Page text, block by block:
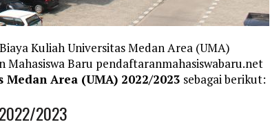
Kuliah Universitas Medan Area (UMA)
Baru pendaftaranmahasiswabaru.net
Area (UMA) 2022/2023 sebagai berikut:
2023